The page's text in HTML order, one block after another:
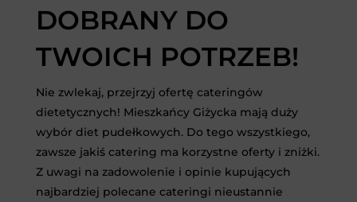
DOBRANY DO
TWOICH POTRZEB!
Nie zwlekaj, przejrzyj ofertę cateringów
dietetycznych! Mieszkańcy Giżycka mają duży
wybór diet pudełkowych. Do tego wszystkiego,
zawsze jakiś catering ma korzystne oferty i zniżki.
Z uwagi na zadowolenie i opinie kupujących
najbardziej polecane cateringi nieustannie